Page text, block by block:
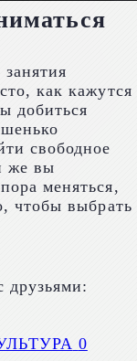
как кажутся
добиться
свободное
же вы
меняться,
чтобы выбрать
друзьями:
0